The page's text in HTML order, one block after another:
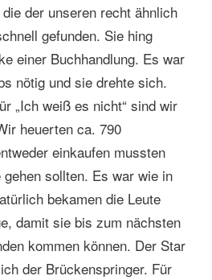
der unseren recht ähnlich
gefunden. Sie hing
einer Buchhandlung. Es war
nötig und sie drehte sich.
„Ich weiß es nicht“ sind wir
heuerten ca. 790
einkaufen mussten
sollten. Es war wie in
bekamen die Leute
damit sie bis zum nächsten
kommen können. Der Star
der Brückenspringer. Für
a
s
s
e